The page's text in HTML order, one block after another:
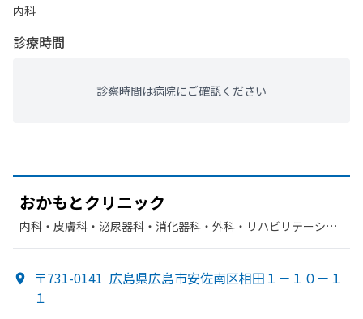
内科
診療時間
診察時間は病院にご確認ください
おかもとクリニック
内科・​皮膚科・​泌尿器科・​消化器科・​外科・​リハビリテーショ
〒731-0141 広島県広島市安佐南区相田１－１０－１
１